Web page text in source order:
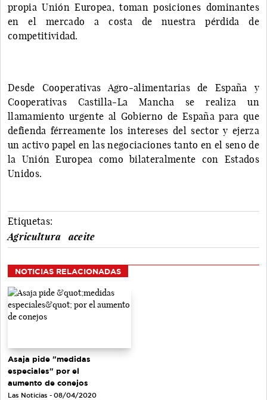
propia Unión Europea, toman posiciones dominantes
en el mercado a costa de nuestra pérdida de
competitividad.
Desde Cooperativas Agro-alimentarias de España y
Cooperativas Castilla-La Mancha se realiza un
llamamiento urgente al Gobierno de España para que
defienda férreamente los intereses del sector y ejerza
un activo papel en las negociaciones tanto en el seno de
la Unión Europea como bilateralmente con Estados
Unidos.
Etiquetas:
Agricultura
aceite
NOTICIAS RELACIONADAS
Asaja pide "medidas
especiales" por el
aumento de conejos
Las Noticias - 08/04/2020